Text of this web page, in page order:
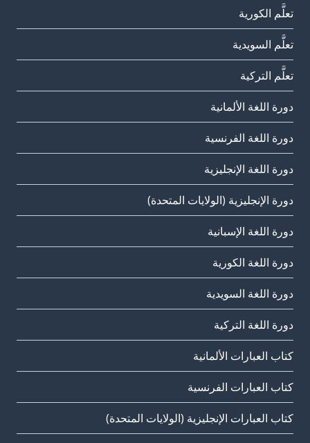
تعلَّم الكورية
تعلَّم السويدية
تعلَّم التركية
دورة اللغة الألمانية
دورة اللغة الفرنسية
دورة اللغة الإنجليزية
دورة الإنجليزية (الولايات المتحدة)
دورة اللغة الإسبانية
دورة اللغة الكورية
دورة اللغة السويدية
دورة اللغة التركية
كتاب العبارات الألمانية
كتاب العبارات الفرنسية
كتاب العبارات الإنجليزية (الولايات المتحدة)